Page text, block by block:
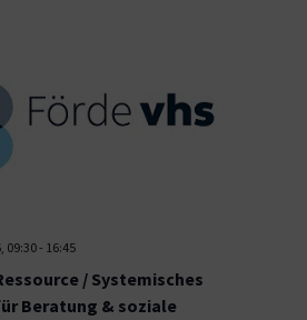
09:30- 16:45
/ Systemisches
Beratung & soziale